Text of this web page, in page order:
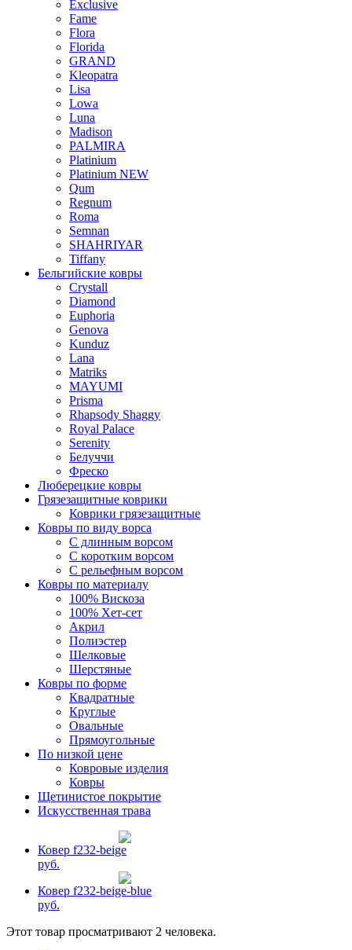
Exclusive
Fame
Flora
Florida
GRAND
Kleopatra
Lisa
Lowa
Luna
Madison
PALMIRA
Platinium
Platinium NEW
Qum
Regnum
Roma
Semnan
SHAHRIYAR
Tiffany
Бельгийские ковры
Crystall
Diamond
Euphoria
Genova
Kunduz
Lana
Matriks
MAYUMI
Prisma
Rhapsody Shaggy
Royal Palace
Serenity
Белуччи
Фреско
Люберецкие ковры
Грязезащитные коврики
Коврики грязезащитные
Ковры по виду ворса
С длинным ворсом
С коротким ворсом
С рельефным ворсом
Ковры по материалу
100% Вискоза
100% Хет-сет
Акрил
Полиэстер
Шелковые
Шерстяные
Ковры по форме
Квадратные
Круглые
Овальные
Прямоугольные
По низкой цене
Ковровые изделия
Ковры
Щетинистое покрытие
Искусственная трава
Ковер f232-beige
руб.
Ковер f232-beige-blue
руб.
Этот товар просматривают 2 человека.